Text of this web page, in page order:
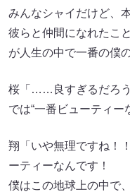
みんなシャイだけど、
彼らと仲間になれたこ
が人生の中で一番の僕
桜「……良すぎるだろう
では“一番ビューティー
翔「いや無理ですね！
ーティーなんです！
僕はこの地球上の中で